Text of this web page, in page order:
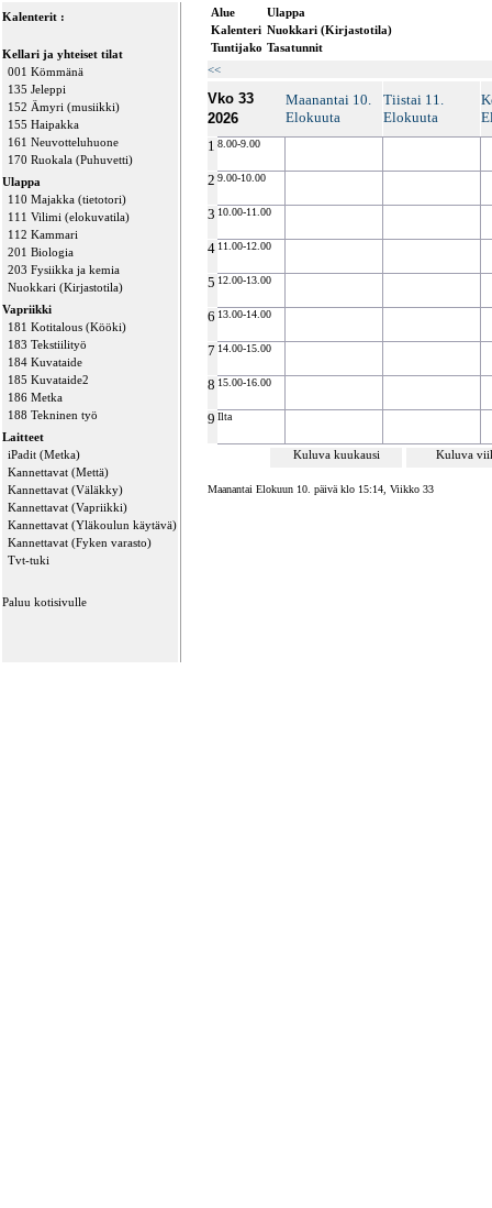
Kalenterit :
Kellari ja yhteiset tilat
001 Kömmänä
135 Jeleppi
152 Ämyri (musiikki)
155 Haipakka
161 Neuvotteluhuone
170 Ruokala (Puhuvetti)
Ulappa
110 Majakka (tietotori)
111 Vilimi (elokuvatila)
112 Kammari
201 Biologia
203 Fysiikka ja kemia
Nuokkari (Kirjastotila)
Vapriikki
181 Kotitalous (Kööki)
183 Tekstiilityö
184 Kuvataide
185 Kuvataide2
186 Metka
188 Tekninen työ
Laitteet
iPadit (Metka)
Kannettavat (Mettä)
Kannettavat (Väläkky)
Kannettavat (Vapriikki)
Kannettavat (Yläkoulun käytävä)
Kannettavat (Fyken varasto)
Tvt-tuki
Paluu kotisivulle
Alue
Ulappa
Kalenteri Nuokkari (Kirjastotila)
Tuntijako Tasatunnit
<<
Vko 33
2026
Maanantai 10.
Elokuuta
Tiistai 11.
Elokuuta
1 8.00-9.00
2 9.00-10.00
3 10.00-11.00
4 11.00-12.00
5 12.00-13.00
6 13.00-14.00
7 14.00-15.00
8 15.00-16.00
9 Ilta
Kuluva kuukausi Kuluva
Maanantai Elokuun 10. päivä klo 15:14, Viikko 33